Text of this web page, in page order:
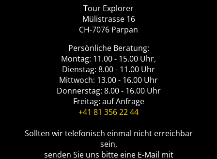
ExplorerTour Explorer
Mülistrasse 16
CH-7076 Parpan
Persönliche Beratung:
Montag: 11.00 - 15.00 Uhr,
Dienstag: 8.00 - 11.00 Uhr
Mittwoch: 13.00 - 16.00 Uhr
Donnerstag: 8.00 - 16.00 Uhr
Freitag: auf Anfrage
+41 81 356 22 44
Sollten wir telefonisch einmal nicht erreichbar
sein,
senden Sie uns bitte eine E-Mail mit